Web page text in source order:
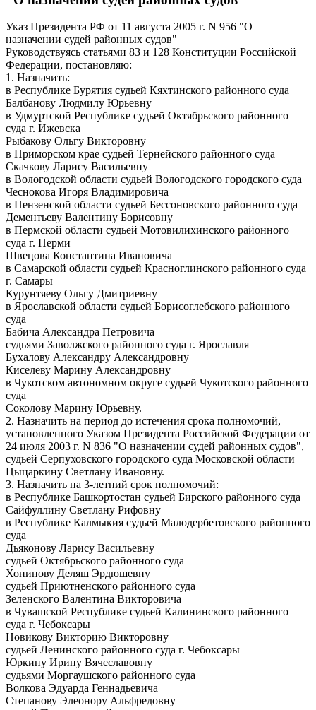
Указ Президента РФ от 11 августа 2005 г. N 956 "О
назначении судей районных судов"
Руководствуясь статьями 83 и 128 Конституции Российской
Федерации, постановляю:
1. Назначить:
в Республике Бурятия судьей Кяхтинского районного суда
Балбанову Людмилу Юрьевну
в Удмуртской Республике судьей Октябрьского районного
суда г. Ижевска
Рыбакову Ольгу Викторовну
в Приморском крае судьей Тернейского районного суда
Скачкову Ларису Васильевну
в Вологодской области судьей Вологодского городского суда
Чеснокова Игоря Владимировича
в Пензенской области судьей Бессоновского районного суда
Дементьеву Валентину Борисовну
в Пермской области судьей Мотовилихинского районного
суда г. Перми
Швецова Константина Ивановича
в Самарской области судьей Красноглинского районного суда
г. Самары
Курунтяеву Ольгу Дмитриевну
в Ярославской области судьей Борисоглебского районного
суда
Бабича Александра Петровича
судьями Заволжского районного суда г. Ярославля
Бухалову Александру Александровну
Киселеву Марину Александровну
в Чукотском автономном округе судьей Чукотского районного
суда
Соколову Марину Юрьевну.
2. Назначить на период до истечения срока полномочий,
установленного Указом Президента Российской Федерации от
24 июля 2003 г. N 836 "О назначении судей районных судов",
судьей Серпуховского городского суда Московской области
Цыцаркину Светлану Ивановну.
3. Назначить на 3-летний срок полномочий:
в Республике Башкортостан судьей Бирского районного суда
Сайфуллину Светлану Рифовну
в Республике Калмыкия судьей Малодербетовского районного
суда
Дьяконову Ларису Васильевну
судьей Октябрьского районного суда
Хонинову Деляш Эрдюшевну
судьей Приютненского районного суда
Зеленского Валентина Викторовича
в Чувашской Республике судьей Калининского районного
суда г. Чебоксары
Новикову Викторию Викторовну
судьей Ленинского районного суда г. Чебоксары
Юркину Ирину Вячеславовну
судьями Моргаушского районного суда
Волкова Эдуарда Геннадьевича
Степанову Элеонору Альфредовну